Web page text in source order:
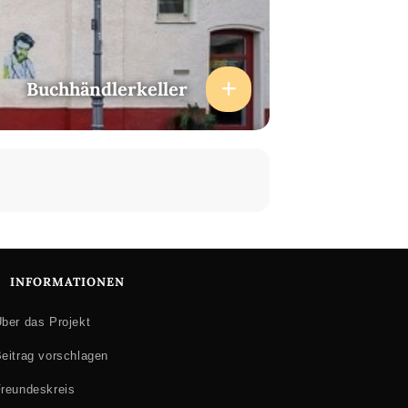
Buchhändlerkeller
INFORMATIONEN
das Projekt
vorschlagen